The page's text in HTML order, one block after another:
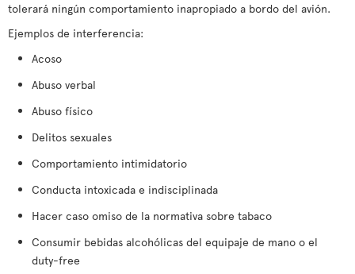
tolerará ningún comportamiento inapropiado a bordo del avión.
Ejemplos de interferencia:
Acoso
Abuso verbal
Abuso físico
Delitos sexuales
Comportamiento intimidatorio
Conducta intoxicada e indisciplinada
Hacer caso omiso de la normativa sobre tabaco
Consumir bebidas alcohólicas del equipaje de mano o el
duty-free